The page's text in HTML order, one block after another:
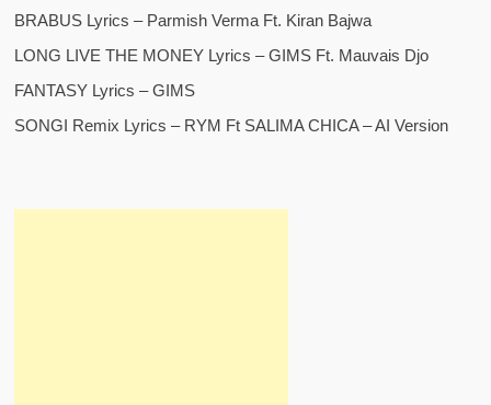
BRABUS Lyrics – Parmish Verma Ft. Kiran Bajwa
LONG LIVE THE MONEY Lyrics – GIMS Ft. Mauvais Djo
FANTASY Lyrics – GIMS
SONGI Remix Lyrics – RYM Ft SALIMA CHICA – AI Version